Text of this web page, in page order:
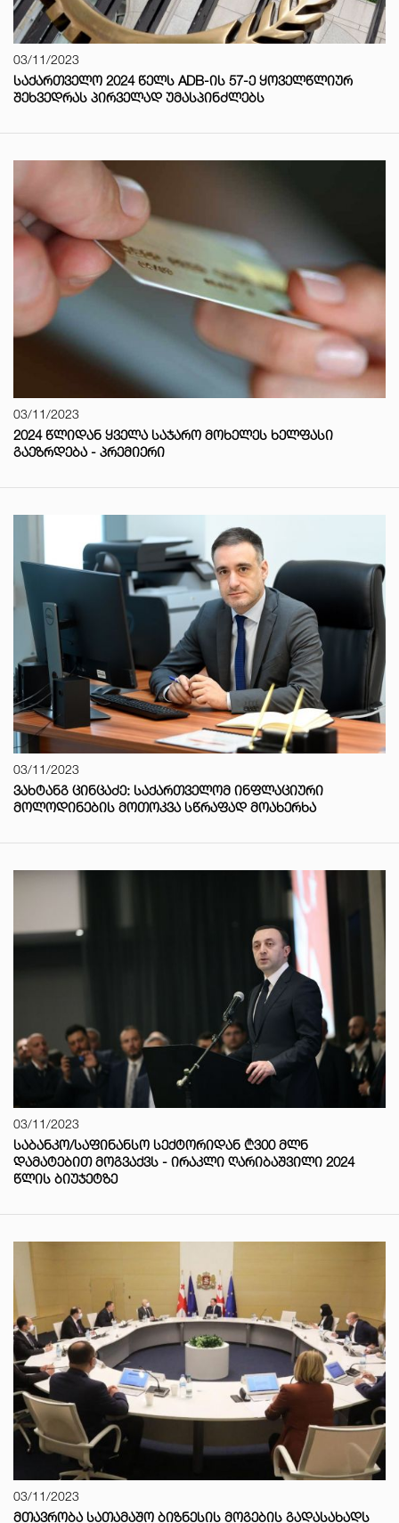
03/11/2023
ᲡᲐᲥᲐᲠᲗᲕᲔᲚᲝ 2024 ᲬᲔᲚᲡ ADB-ᲘᲡ 57-Ე ᲧᲝᲕᲔᲚᲬᲚᲘᲣᲠ
ᲨᲔᲮᲕᲔᲓᲠᲐᲡ ᲞᲘᲠᲕᲔᲚᲐᲓ ᲣᲛᲐᲡᲞᲘᲜᲫᲚᲔᲑᲡ
03/11/2023
2024 ᲬᲚᲘᲓᲐᲜ ᲧᲕᲔᲚᲐ ᲡᲐᲯᲐᲠᲝ ᲛᲝᲮᲔᲚᲔᲡ ᲮᲔᲚᲤᲐᲡᲘ
ᲒᲐᲔᲖᲠᲓᲔᲑᲐ - ᲞᲠᲔᲛᲘᲔᲠᲘ
03/11/2023
ᲕᲐᲮᲢᲐᲜᲒ ᲪᲘᲜᲪᲐᲫᲔ: ᲡᲐᲥᲐᲠᲗᲕᲔᲚᲝᲛ ᲘᲜᲤᲚᲐᲪᲘᲣᲠᲘ
ᲛᲝᲚᲝᲓᲘᲜᲔᲑᲘᲡ ᲛᲝᲗᲝᲙᲕᲐ ᲡᲬᲠᲐᲤᲐᲓ ᲛᲝᲐᲮᲔᲠᲮᲐ
03/11/2023
ᲡᲐᲑᲐᲜᲙᲝ/ᲡᲐᲤᲘᲜᲐᲜᲡᲝ ᲡᲔᲥᲢᲝᲠᲘᲓᲐᲜ ₾300 ᲛᲚᲜ
ᲓᲐᲛᲐᲢᲔᲑᲘᲗ ᲛᲝᲒᲕᲐᲥᲕᲡ - ᲘᲠᲐᲙᲚᲘ ᲦᲐᲠᲘᲑᲐᲨᲕᲘᲚᲘ 2024
ᲬᲚᲘᲡ ᲑᲘᲣᲯᲔᲢᲖᲔ
03/11/2023
ᲛᲗᲐᲕᲠᲝᲑᲐ ᲡᲐᲗᲐᲛᲐᲨᲝ ᲑᲘᲖᲜᲔᲡᲘᲡ ᲛᲝᲒᲔᲑᲘᲡ ᲒᲐᲓᲐᲡᲐᲮᲐᲓᲡ